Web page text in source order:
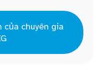
của chuyên gia